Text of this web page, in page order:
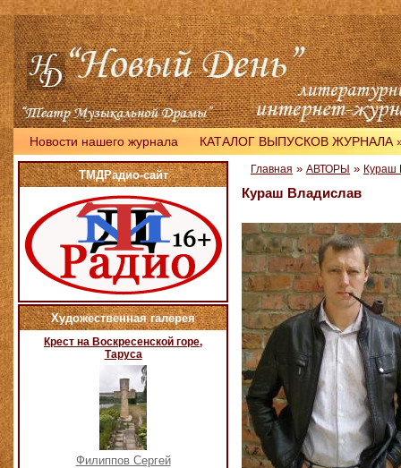
Новости нашего журнала КАТАЛОГ ВЫПУСКОВ ЖУРНАЛА
ТМДРадио-сайт
Художественная галерея
Крест на Воскресенской горе,
Таруса
Филиппов Сергей
Главная » АВТОРЫ » Кураш
Кураш Владислав